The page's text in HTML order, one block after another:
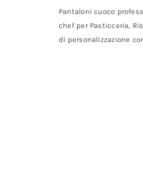
Pantaloni cuoco
chef per Pasticceria,
di personalizzazione